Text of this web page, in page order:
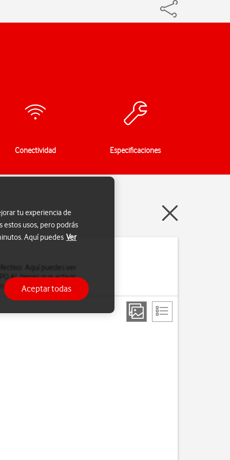
Conectividad Especificaciones
Aquí puedes ver
AI, tienes que activar
tu experiencia de
estos usos, pero podrás
Aquí puedes Ver
Aceptar todas